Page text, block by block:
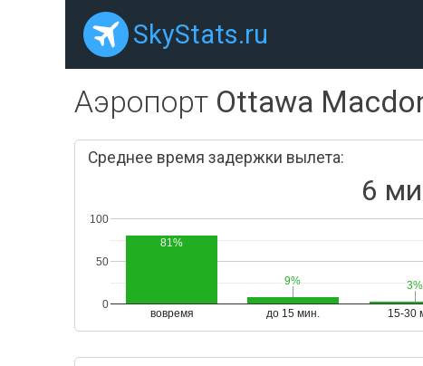
SkyStats.ru
Аэропорт Ottawa
Среднее время задержки вылета:
6
вовремя до 15 мин. 15-30
0
50
100
81%
9%
9% 3%
3%